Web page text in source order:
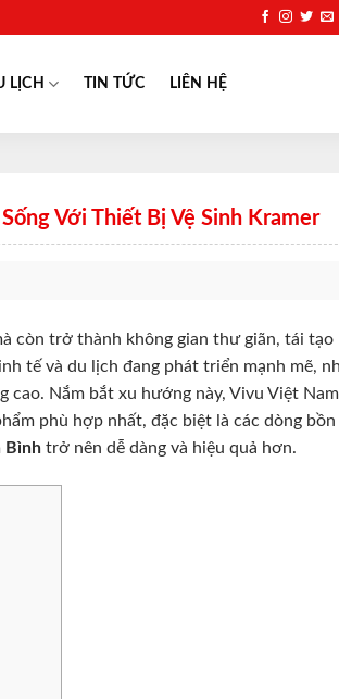
LỊCH TIN TỨC LIÊN HỆ
Với Thiết Bị Vệ Sinh Kramer
còn trở thành không gian thư giãn, tái tạo
tế và du lịch đang phát triển mạnh mẽ,
cao. Nắm bắt xu hướng này, Vivu Việt Nam
phù hợp nhất, đặc biệt là các dòng
Bình trở nên dễ dàng và hiệu quả hơn.